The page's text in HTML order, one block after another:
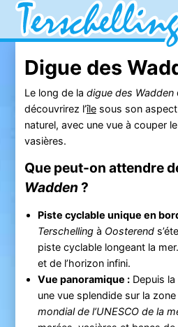
Digue des
Le long de la digue des Wadden
découvrirez l’îlesous son aspect
naturel, avec une vue à couper
vasières.
Que peut-on attendre
Wadden ?
Piste cyclable unique en
Terschellingà Oosterend
piste cyclable longeant la
et de l’horizon infini.
Vue panoramique :Depuis la
une vue splendide sur la
mondial de l’UNESCO de la